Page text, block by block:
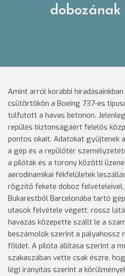
Amint arról korábbi
csütörtökön a Boeing 737-es
túlfutott a havas betonon.
repülés biztonságáért felelős
pontos okait. Adatokat gyűjtenek
a gép és a repülőtér
a pilóták és a torony közötti
aerodinamikai fékfelületek
rögzítő fekete doboz felvételeivel,
Bukarestből Barcelonába tartó
utasok felvétele végett, rossz
havazás közepette szállt le a
beszámolók szerint a pályahossz
földet. A pilóta állítása szerint a
szakaszában vette csak észre,
légi irányítás szerint a